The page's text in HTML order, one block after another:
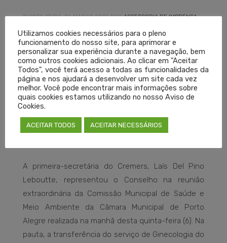
QUINTA-FEIRA, 06 MARÇO 2025 PORASSESSORIA DE IMPRENSA
A primeira-secretária do Cremers, Laís Del Pino
Leboutte, representou o Conselho na reunião
extraordinária da Comissão Municipal de Saúde e
Meio Ambiente da Câmara Municipal de Porto
Alegre realizada na manhã desta quinta-feira (6). Na
pauta, a transferência do serviço de Ginecologia do
Utilizamos cookies necessários para o pleno
funcionamento do nosso site, para aprimorar e
personalizar sua experiência durante a navegação, bem
como outros cookies adicionais. Ao clicar em "Aceitar
Todos", você terá acesso a todas as funcionalidades da
página e nos ajudará a desenvolver um site cada vez
melhor. Você pode encontrar mais informações sobre
quais cookies estamos utilizando no nosso Aviso de
Cookies.
ACEITAR TODOS ACEITAR NECESSÁRIOS